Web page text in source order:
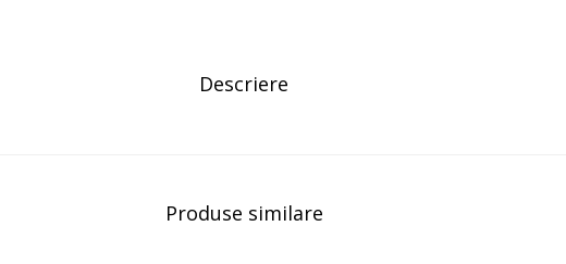
Descriere
Produse similare